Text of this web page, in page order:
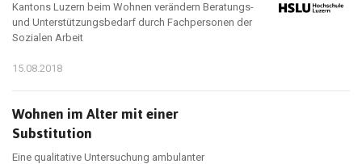
Kantons Luzern beim Wohnen verändern Beratungs-
und Unterstützungsbedarf durch Fachpersonen der
Sozialen Arbeit
15.08.2018
Wohnen im Alter mit einer
Substitution
Eine qualitative Untersuchung ambulanter